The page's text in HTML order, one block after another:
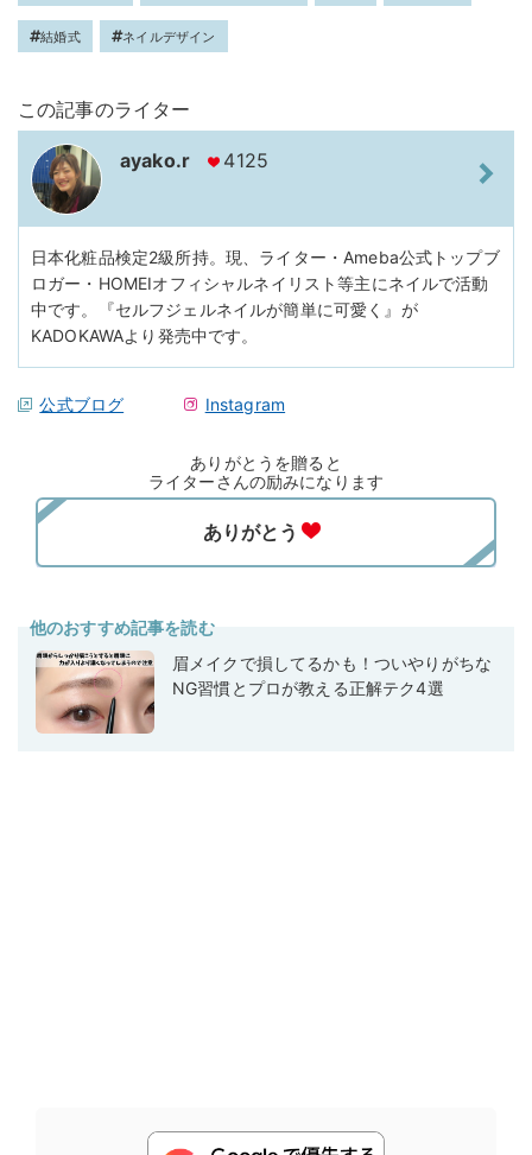
結婚式 ネイルデザイン
この記事のライター
ayako.r 4125
日本化粧品検定2級所持。現、ライター・Ameba公式トップブ
ロガー・HOMEIオフィシャルネイリスト等主にネイルで活動
中です。『セルフジェルネイルが簡単に可愛く』が
KADOKAWAより発売中です。
公式ブログ Instagram
ありがとうを贈ると
ライターさんの励みになります
他のおすすめ記事を読む
眉メイクで損してるかも！ついやりがちな
NG習慣とプロが教える正解テク4選